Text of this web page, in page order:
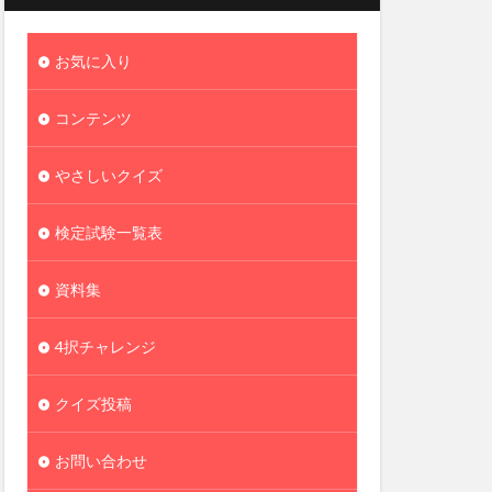
お気に入り
コンテンツ
やさしいクイズ
検定試験一覧表
資料集
4択チャレンジ
クイズ投稿
お問い合わせ